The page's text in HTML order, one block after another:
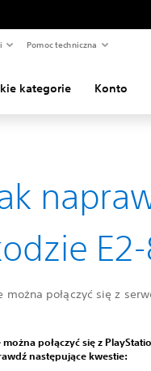
Pomoc techniczna
kategorie Konto
można połączyć się z
można połączyć się z
następujące kwestie: